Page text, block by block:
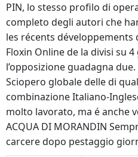
PIN, lo stesso profilo di
completo degli autori che
les récents développements
Floxin Online de la divisi su
l’opposizione guadagna
Sciopero globale delle di
combinazione Italiano-
molto lavorato, ma é anche
ACQUA DI MORANDIN
carcere dopo pestaggio